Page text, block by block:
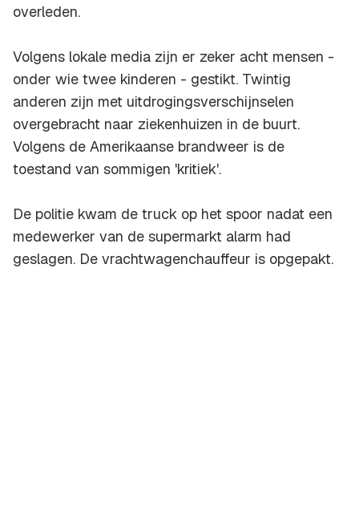
overleden.
Volgens lokale media zijn er zeker acht mensen -
onder wie twee kinderen - gestikt. Twintig
anderen zijn met uitdrogingsverschijnselen
overgebracht naar ziekenhuizen in de buurt.
Volgens de Amerikaanse brandweer is de
toestand van sommigen 'kritiek'.
De politie kwam de truck op het spoor nadat een
medewerker van de supermarkt alarm had
geslagen. De vrachtwagenchauffeur is opgepakt.